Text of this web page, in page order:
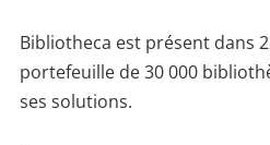
Bibliotheca est présent dans
portefeuille de 30 000
ses solutions.